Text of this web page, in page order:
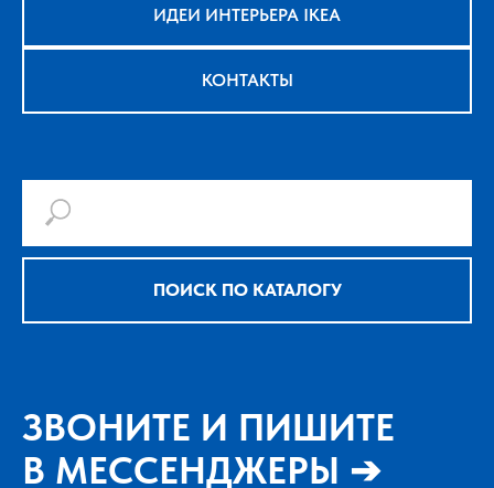
ИДЕИ ИНТЕРЬЕРА IKEA
КОНТАКТЫ
ПОИСК ПО КАТАЛОГУ
ЗВОНИТЕ И ПИШИТЕ
В МЕССЕНДЖЕРЫ ➔